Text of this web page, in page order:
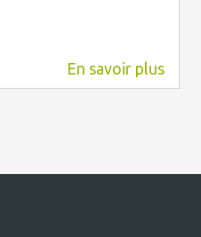
En savoir plus